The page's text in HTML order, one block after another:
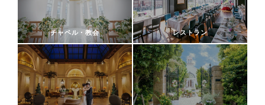
チャペル・教会 レストラン